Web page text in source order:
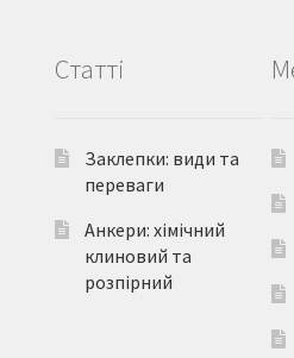
Статті
Заклепки: види та
переваги
Анкери: хімічний
клиновий та
розпірний